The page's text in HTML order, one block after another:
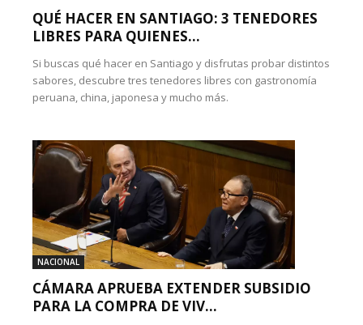
QUÉ HACER EN SANTIAGO: 3 TENEDORES
LIBRES PARA QUIENES...
Si buscas qué hacer en Santiago y disfrutas probar distintos
sabores, descubre tres tenedores libres con gastronomía
peruana, china, japonesa y mucho más.
NACIONAL
CÁMARA APRUEBA EXTENDER SUBSIDIO
PARA LA COMPRA DE VIV...